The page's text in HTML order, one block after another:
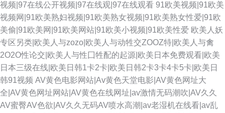
视频|97在线公开视频|97在线观|97在线观看 91欧美视频|91欧美
视频网|91欧美熟妇视频|91欧美熟女视频|91欧美熟女性爱|91欧
美偷|91欧美网|91欧美网站|91欧美小视频|91欧美性爱 欧美人妖
专区另类|欧美人与zozo|欧美人与动牲交ZOOZ特|欧美人与禽
2O2O性论交|欧美人与性囗牲配的起源|欧美日本免费观看|欧美
日本三级在线|欧美日韩1卡2卡|欧美日韩2卡3卡4卡5卡|欧美日
韩91视频 AV黄色电影网站|Av黄色天堂电影|AV黄色网址大
全|AV黄色网址网站|AV黄色在线网址|av激情无码潮吹|AV久久
AV蜜臀AV色欲|AV久久无码AV喷水高潮|av老湿机在线看|av乱